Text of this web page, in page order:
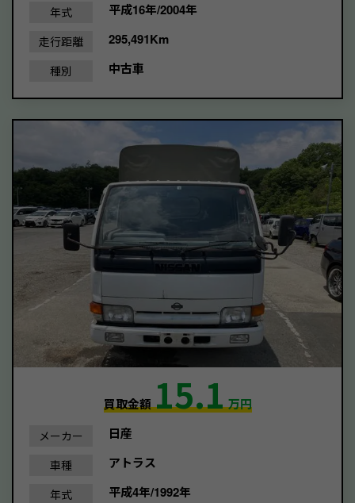
年式 平成16年/2004年
走行距離 295,491Km
種別 中古車
買取金額15.1万円
メーカー 日産
車種 アトラス
年式 平成4年/1992年